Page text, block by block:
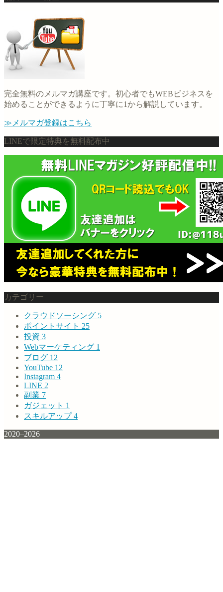
完全無料のメルマガ講座です。初心者でもWEBビジネスを
始めることができるように丁寧に1から解説しています。
≫メルマガ登録はこちら
LINEで限定特典を無料配布中
カテゴリー
クラウドソーシング 5
ポイントサイト 25
投資 3
Webマーケティング 1
ブログ 12
YouTube 12
Instagram 4
LINE 2
副業 7
ガジェット 1
スキルアップ4
2020–2026